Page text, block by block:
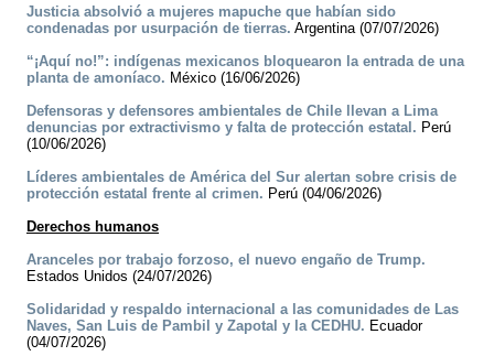
Justicia absolvió a mujeres mapuche que habían sido
condenadas por usurpación de tierras. Argentina (07/07/2026)
“¡Aquí no!”: indígenas mexicanos bloquearon la entrada de una
planta de amoníaco. México (16/06/2026)
Defensoras y defensores ambientales de Chile llevan a Lima
denuncias por extractivismo y falta de protección estatal. Perú
(10/06/2026)
Líderes ambientales de América del Sur alertan sobre crisis de
protección estatal frente al crimen. Perú (04/06/2026)
Derechos humanos
Aranceles por trabajo forzoso, el nuevo engaño de Trump.
Estados Unidos (24/07/2026)
Solidaridad y respaldo internacional a las comunidades de Las
Naves, San Luis de Pambil y Zapotal y la CEDHU. Ecuador
(04/07/2026)